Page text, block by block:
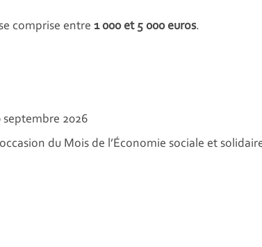
comprise entre 1 000 et 5 000 euros.
septembre 2026
du Mois de l’Économie sociale et